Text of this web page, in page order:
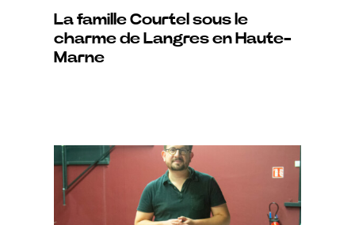
La famille Courtel sous le
charme de Langres en Haute-
Marne